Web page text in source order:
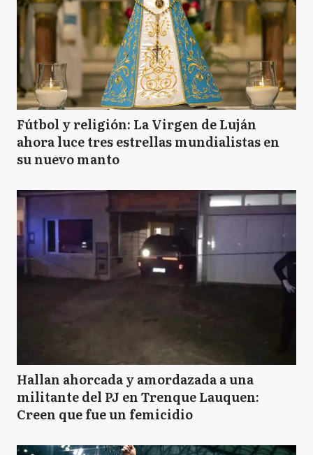
Fútbol y religión: La Virgen de Luján
ahora luce tres estrellas mundialistas en
su nuevo manto
Hallan ahorcada y amordazada a una
militante del PJ en Trenque Lauquen:
Creen que fue un femicidio